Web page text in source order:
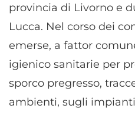
provincia di Livorno e
Lucca. Nel corso dei
emerse, a fattor
igienico sanitarie per
sporco pregresso,
ambienti, sugli